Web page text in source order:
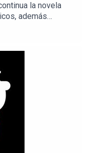
la novela
además
en los
antes?
y el trabajo